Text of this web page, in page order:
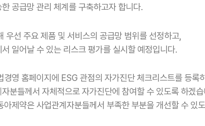
공급망 관리 체계를 구축하고자 합니다.
우선 주요 제품 및 서비스의 공급망 범위를 선정하고,
일어날 수 있는 리스크 평가를 실시할 예정입니다.
경영 홈페이지에 ESG 관점의 자가진단 체크리스트를 등록
분들께서 자체적으로 자가진단에 참여할 수 있도록 하겠
아제약은 사업관계자분들께서 부족한 부분을 개선할 수 있